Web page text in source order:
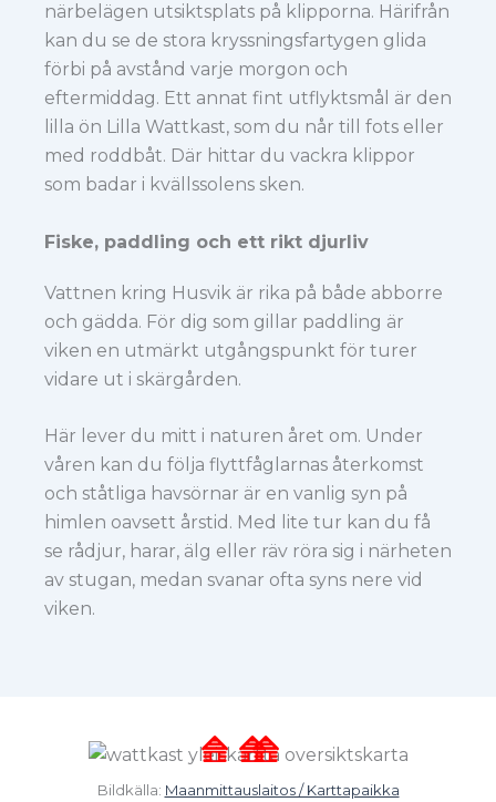
närbelägen utsiktsplats på klipporna. Härifrån
kan du se de stora kryssningsfartygen glida
förbi på avstånd varje morgon och
eftermiddag. Ett annat fint utflyktsmål är den
lilla ön Lilla Wattkast, som du når till fots eller
med roddbåt. Där hittar du vackra klippor
som badar i kvällssolens sken.
Fiske, paddling och ett rikt djurliv
Vattnen kring Husvik är rika på både abborre
och gädda. För dig som gillar paddling är
viken en utmärkt utgångspunkt för turer
vidare ut i skärgården.
Här lever du mitt i naturen året om. Under
våren kan du följa flyttfåglarnas återkomst
och ståtliga havsörnar är en vanlig syn på
himlen oavsett årstid. Med lite tur kan du få
se rådjur, harar, älg eller räv röra sig i närheten
av stugan, medan svanar ofta syns nere vid
viken.
Bildkälla: Maanmittauslaitos / Karttapaikka